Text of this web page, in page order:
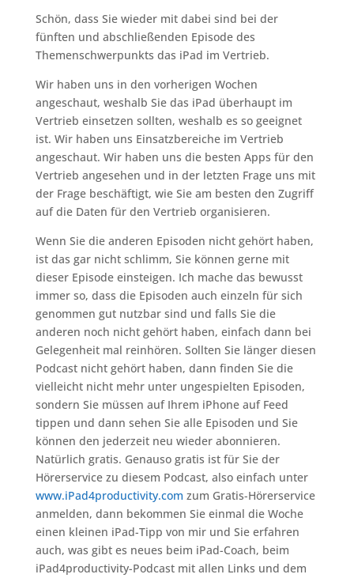
Schön, dass Sie wieder mit dabei sind bei der
fünften und abschließenden Episode des
Themenschwerpunkts das iPad im Vertrieb.
Wir haben uns in den vorherigen Wochen
angeschaut, weshalb Sie das iPad überhaupt im
Vertrieb einsetzen sollten, weshalb es so geeignet
ist. Wir haben uns Einsatzbereiche im Vertrieb
angeschaut. Wir haben uns die besten Apps für den
Vertrieb angesehen und in der letzten Frage uns mit
der Frage beschäftigt, wie Sie am besten den Zugriff
auf die Daten für den Vertrieb organisieren.
Wenn Sie die anderen Episoden nicht gehört haben,
ist das gar nicht schlimm, Sie können gerne mit
dieser Episode einsteigen. Ich mache das bewusst
immer so, dass die Episoden auch einzeln für sich
genommen gut nutzbar sind und falls Sie die
anderen noch nicht gehört haben, einfach dann bei
Gelegenheit mal reinhören. Sollten Sie länger diesen
Podcast nicht gehört haben, dann finden Sie die
vielleicht nicht mehr unter ungespielten Episoden,
sondern Sie müssen auf Ihrem iPhone auf Feed
tippen und dann sehen Sie alle Episoden und Sie
können den jederzeit neu wieder abonnieren.
Natürlich gratis. Genauso gratis ist für Sie der
Hörerservice zu diesem Podcast, also einfach unter
www.iPad4productivity.com zum Gratis-Hörerservice
anmelden, dann bekommen Sie einmal die Woche
einen kleinen iPad-Tipp von mir und Sie erfahren
auch, was gibt es neues beim iPad-Coach, beim
iPad4productivity-Podcast mit allen Links und dem